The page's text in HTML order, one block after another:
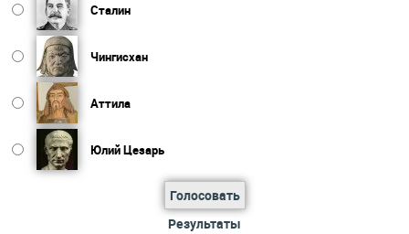
Сталин
Чингисхан
Аттила
Юлий Цезарь
Голосовать
Результаты